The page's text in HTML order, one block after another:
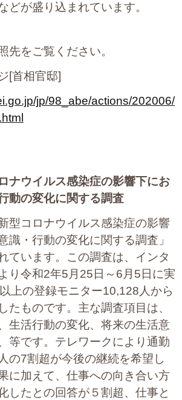
どが盛り込まれています。
先をご覧ください。
[首相官邸]
jp/98_abe/actions/202006/
ナウイルス感染症の影響下にお
動の変化に関する調査
型コロナウイルス感染症の影響
識・行動の変化に関する調査」
ています。この調査は、インタ
り令和2年5月25日～6月5日に実
上の登録モニター10,128人から
たものです。主な調査項目は、
生活行動の変化、将来の生活意
等です。テレワークにより通勤
の7割超が今後の継続を希望し
に加えて、仕事への向き合い方
したとの回答が５割超、仕事と